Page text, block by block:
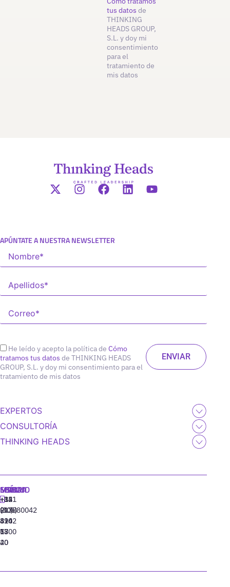
tus datos de
THINKING
HEADS GROUP,
S.L. y doy mi
consentimiento
para el
tratamiento de
mis datos
APÚNTATE A NUESTRA NEWSLETTER
He leído y acepto la política de Cómo
tratamos tus datos de THINKING HEADS
GROUP, S.L. y doy mi consentimiento para el
tratamiento de mis datos
EXPERTOS
CONSULTORÍA
THINKING HEADS
MADRID
+34
91
310
77
40
MIAMI
+1
(305)
424
13
20
SEÚL
+82
(10)
8942
6800
LISBOA
‪+351
213880042